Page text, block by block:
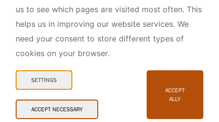
Snadné čtení
© 2026 AOPK ČR
us to see which pages are visited most often. This
helps us in improving our website services. We
need your consent to store different types of
cookies on your browser.
SETTINGS
ACCEPT NECESSARY
ACCEPT
ALLY